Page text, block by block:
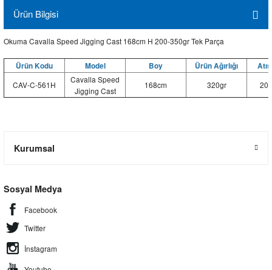
Ürün Bilgisi
Okuma Cavalla Speed Jigging Cast 168cm H 200-350gr Tek Parça
Ürün Kodu Model Boy Ürün Ağırlığı
Atış
CAV-C-561H
Cavalla Speed
Jigging Cast
168cm 320gr
Kurumsal
Sosyal Medya
Facebook
Twitter
İnstagram